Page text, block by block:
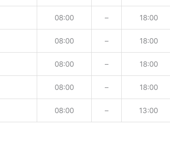
08:00 – 18:00
08:00 – 18:00
08:00 – 18:00
08:00 – 18:00
08:00 – 13:00